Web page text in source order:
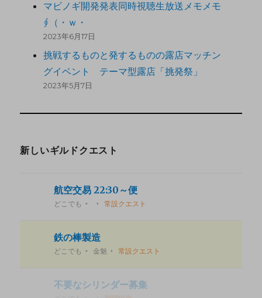
マビノギ開発発表同時視聴生放送メモメモ
∮（・ｗ・
2023年6月17日
挑戦するものと発するものの露店マッチン
グイベント テーマ型露店「挑発祭」
2023年5月7日
新しいギルドクエスト
航空交易 22:30～便
どこでも 常設クエスト
鉄の棒製造
どこでも 金魅 常設クエスト
不要なシリンダー募集